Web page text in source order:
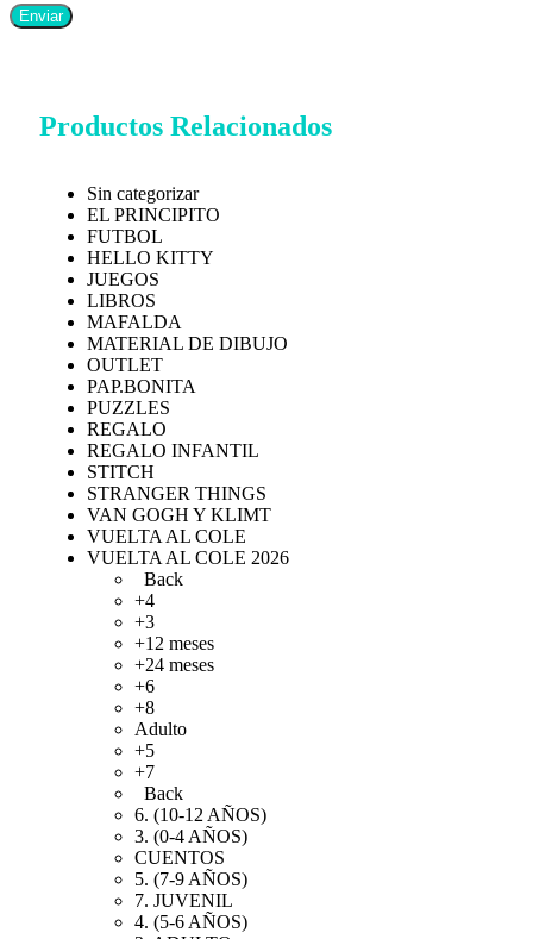
Productos Relacionados
Sin categorizar
EL PRINCIPITO
FUTBOL
HELLO KITTY
JUEGOS
LIBROS
MAFALDA
MATERIAL DE DIBUJO
OUTLET
PAP.BONITA
PUZZLES
REGALO
REGALO INFANTIL
STITCH
STRANGER THINGS
VAN GOGH Y KLIMT
VUELTA AL COLE
VUELTA AL COLE 2026
Back
+4
+3
+12 meses
+24 meses
+6
+8
Adulto
+5
+7
Back
6. (10-12 AÑOS)
3. (0-4 AÑOS)
CUENTOS
5. (7-9 AÑOS)
7. JUVENIL
4. (5-6 AÑOS)